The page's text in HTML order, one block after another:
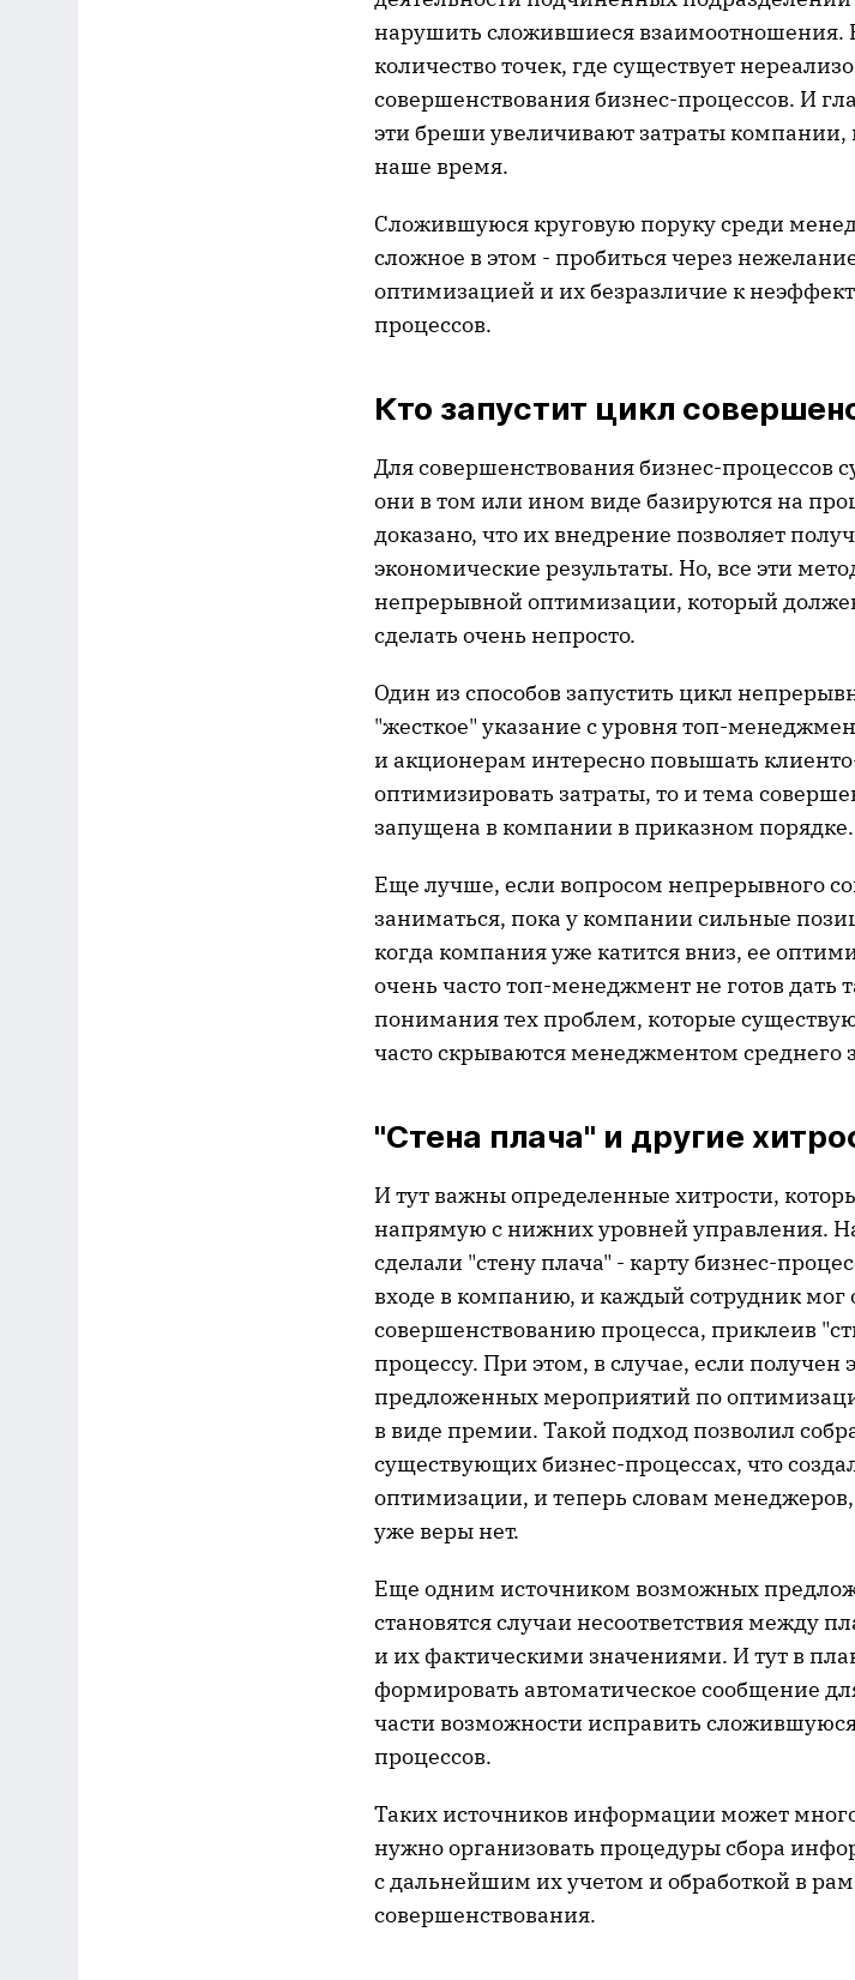
нарушить сложившиеся взаимоотношения.
количество точек, где существует
совершенствования бизнес-процессов. И
эти бреши увеличивают затраты
наше время.
Сложившуюся круговую поруку среди
сложное в этом - пробиться через
оптимизацией и их безразличие к
процессов.
Кто запустит цикл
Для совершенствования бизнес-процессов
они в том или ином виде базируются на
доказано, что их внедрение позволяет
экономические результаты. Но, все эти
непрерывной оптимизации, который
сделать очень непросто.
Один из способов запустить цикл
"жесткое" указание с уровня топ-
и акционерам интересно повышать
оптимизировать затраты, то и тема
запущена в компании в приказном порядке.
Еще лучше, если вопросом непрерывного
заниматься, пока у компании сильные
когда компания уже катится вниз, ее
очень часто топ-менеджмент не готов дать
понимания тех проблем, которые
часто скрываются менеджментом среднего
"Стена плача" и другие
И тут важны определенные хитрости,
напрямую с нижних уровней управления.
сделали "стену плача" - карту бизнес-
входе в компанию, и каждый сотрудник мог
совершенствованию процесса, приклеив
процессу. При этом, в случае, если
предложенных мероприятий по
в виде премии. Такой подход позволил
существующих бизнес-процессах, что
оптимизации, и теперь словам менеджеров,
уже веры нет.
Еще одним источником возможных
становятся случаи несоответствия между
и их фактическими значениями. И тут в
формировать автоматическое сообщение
части возможности исправить
процессов.
Таких источников информации может
нужно организовать процедуры сбора
с дальнейшим их учетом и обработкой в
совершенствования.